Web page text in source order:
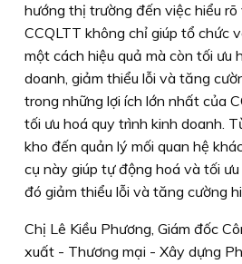
hướng thị trường đến việc hiểu rõ
CCQLTT không chỉ giúp tổ chức
một cách hiệu quả mà còn tối ưu
doanh, giảm thiểu lỗi và tăng
trong những lợi ích lớn nhất của
tối ưu hoá quy trình kinh doanh.
kho đến quản lý mối quan hệ
cụ này giúp tự động hoá và tối
đó giảm thiểu lỗi và tăng cường
Chị Lê Kiều Phương, Giám đốc
xuất - Thương mại - Xây dựng